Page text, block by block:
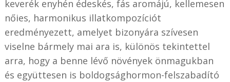
keverék enyhén édeskés, fás aromájú, kellemesen
nőies, harmonikus illatkompozíciót
eredményezett, amelyet bizonyára szívesen
viselne bármely mai ara is, különös tekintettel
arra, hogy a benne lévő növények önmagukban
és együttesen is boldogsághormon-felszabadító